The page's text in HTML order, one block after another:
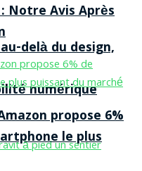
delà du design,
numérique
: Notre Avis Après
propose 6%
le plus